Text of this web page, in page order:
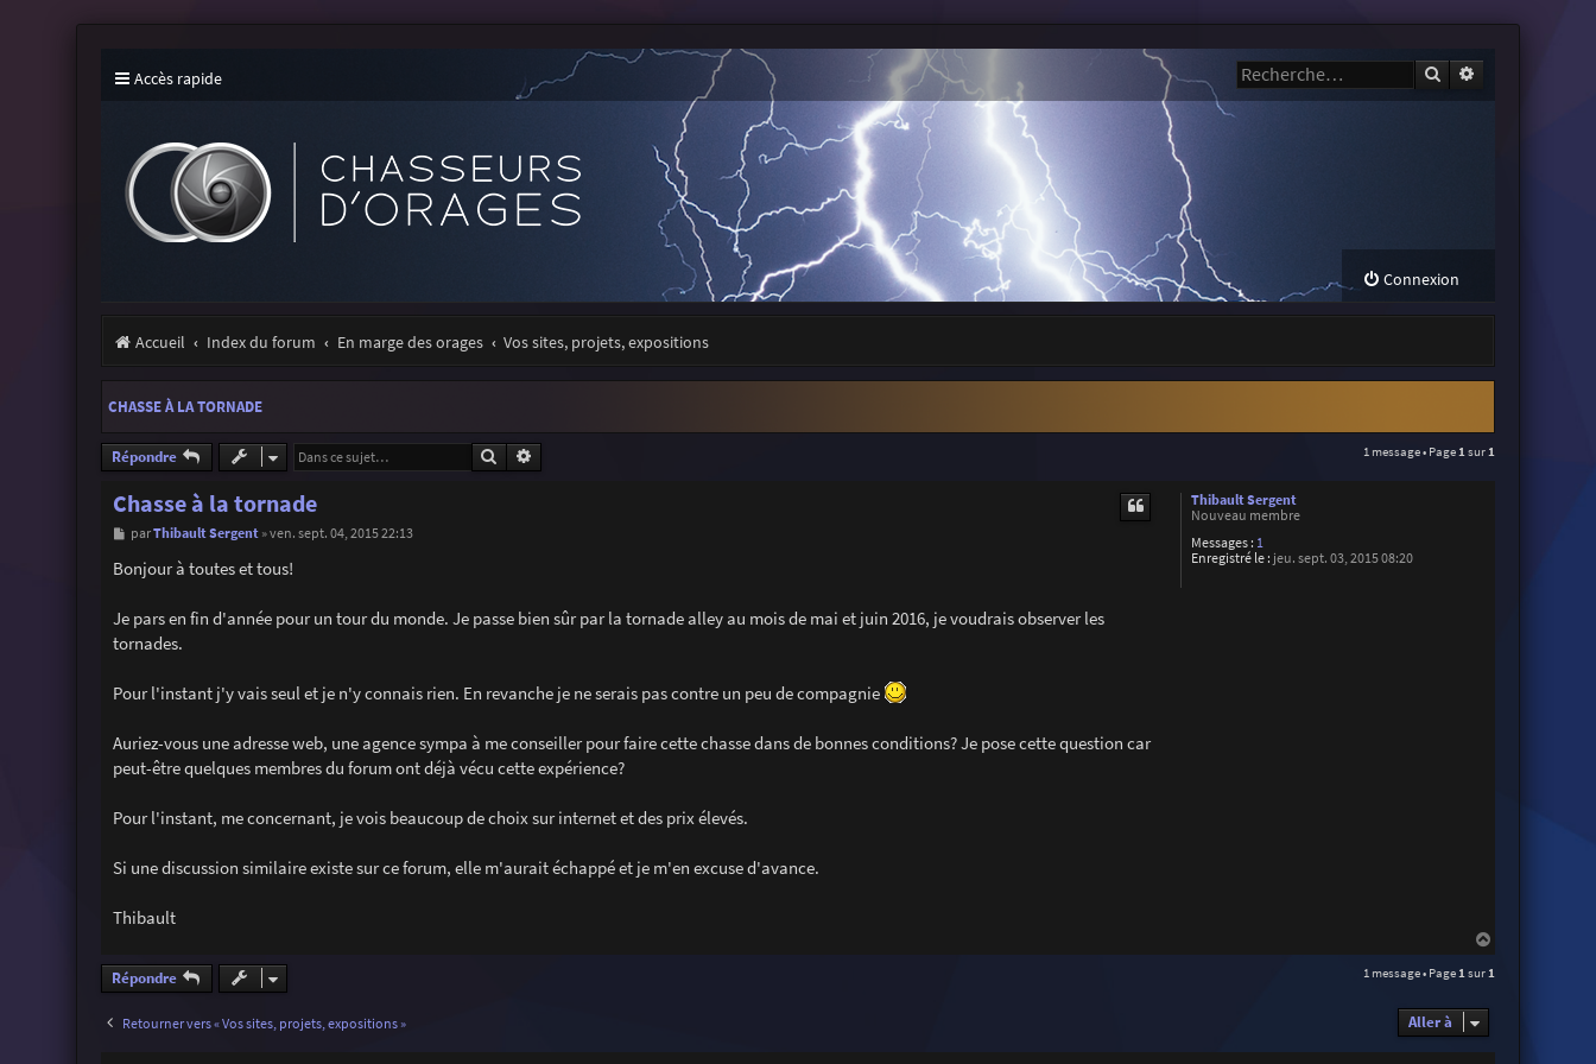
Accès rapide Rechercher
Connexion
Accueil Index du forum En marge des orages Vos sites, projets, expositions
CHASSE À LA TORNADE
Répondre Rechercher 1 message • Page 1 sur 1
Thibault Sergent
Nouveau membre
Messages : 1
Enregistré le : jeu. sept. 03, 2015 08:20
Chasse à la tornade
M
s
s
e
parThibault Sergent»ven. sept. 04, 2015 22:13
Bonjour à toutes et tous!
Je pars en fin d'année pour un tour du monde. Je passe bien sûr par la tornade alley au mois de mai et juin 2016, je voudrais observer les
tornades.
Pour l'instant j'y vais seul et je n'y connais rien. En revanche je ne serais pas contre un peu de compagnie
Auriez-vous une adresse web, une agence sympa à me conseiller pour faire cette chasse dans de bonnes conditions? Je pose cette question car
peut-être quelques membres du forum ont déjà vécu cette expérience?
Pour l'instant, me concernant, je vois beaucoup de choix sur internet et des prix élevés.
Si une discussion similaire existe sur ce forum, elle m'aurait échappé et je m'en excuse d'avance.
Thibault
a
u
Répondre 1 message • Page 1 sur 1
Retourner vers « Vos sites, projets, expositions » Aller à